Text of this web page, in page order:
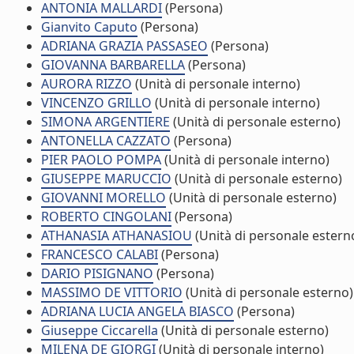
ANTONIA MALLARDI(Persona)
Gianvito Caputo (Persona)
ADRIANA GRAZIA PASSASEO (Persona)
GIOVANNA BARBARELLA(Persona)
AURORA RIZZO (Unità di personale interno)
VINCENZO GRILLO (Unità di personale interno)
SIMONA ARGENTIERE (Unità di personale esterno)
ANTONELLA CAZZATO (Persona)
PIER PAOLO POMPA(Unità di personale interno)
GIUSEPPE MARUCCIO (Unità di personale esterno)
GIOVANNI MORELLO (Unità di personale esterno)
ROBERTO CINGOLANI(Persona)
ATHANASIA ATHANASIOU (Unità di personale
FRANCESCO CALABI(Persona)
DARIO PISIGNANO (Persona)
MASSIMO DE VITTORIO (Unità di personale esterno)
ADRIANA LUCIA ANGELA BIASCO (Persona)
Giuseppe Ciccarella (Unità di personale esterno)
MILENA DE GIORGI(Unità di personale interno)